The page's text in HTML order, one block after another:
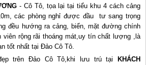
- Cô Tô, tọa lại tại tiểu khu 4 cách cảng
các phòng nghỉ được đầu tư sang trọng
đều hướng ra cảng, biển, mặt đường chính
viên rộng rãi thoáng mát,uy tín chất lượng ,là
tốt nhất tại Đảo Cô Tô.
trên Đảo Cô Tô,khi lưu trú tại KHÁCH